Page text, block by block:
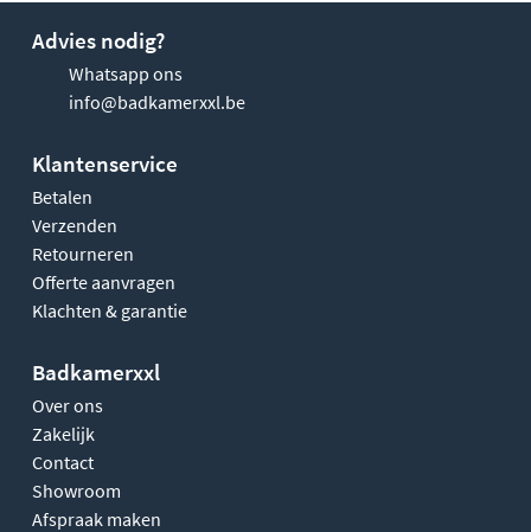
Advies nodig?
Whatsapp ons
info@badkamerxxl.be
Klantenservice
Betalen
Verzenden
Retourneren
Offerte aanvragen
Klachten & garantie
Badkamerxxl
Over ons
Zakelijk
Contact
Showroom
Afspraak maken